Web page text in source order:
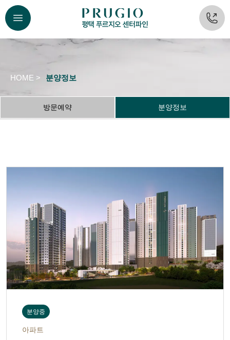
HOME > 분양정보
방문예약 분양정보
분양중
아파트